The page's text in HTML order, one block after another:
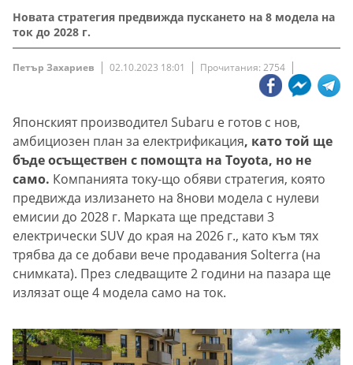
Новата стратегия предвижда пускането на 8 модела на
ток до 2028 г.
Петър Захариев 02.10.2023 18:01 Прочитания: 2754
Японският производител Subaru е готов с нов,
амбициозен план за електрификация, като той ще
бъде осъществен с помощта на Toyota, но не
само. Компанията току-що обяви стратегия, която
предвижда излизането на 8нови модела с нулеви
емисии до 2028 г. Марката ще представи 3
електрически SUV до края на 2026 г., като към тях
трябва да се добави вече продавания Solterra (на
снимката). През следващите 2 години на пазара ще
излязат още 4 модела само на ток.